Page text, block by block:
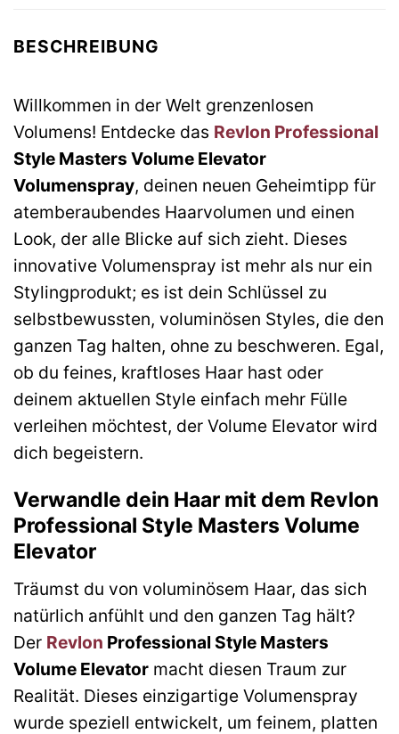
BESCHREIBUNG
Willkommen in der Welt grenzenlosen
Volumens! Entdecke das Revlon Professional
Style Masters Volume Elevator
Volumenspray, deinen neuen Geheimtipp für
atemberaubendes Haarvolumen und einen
Look, der alle Blicke auf sich zieht. Dieses
innovative Volumenspray ist mehr als nur ein
Stylingprodukt; es ist dein Schlüssel zu
selbstbewussten, voluminösen Styles, die den
ganzen Tag halten, ohne zu beschweren. Egal,
ob du feines, kraftloses Haar hast oder
deinem aktuellen Style einfach mehr Fülle
verleihen möchtest, der Volume Elevator wird
dich begeistern.
Verwandle dein Haar mit dem Revlon
Professional Style Masters Volume
Elevator
Träumst du von voluminösem Haar, das sich
natürlich anfühlt und den ganzen Tag hält?
Der Revlon Professional Style Masters
Volume Elevator macht diesen Traum zur
Realität. Dieses einzigartige Volumenspray
wurde speziell entwickelt, um feinem, platten